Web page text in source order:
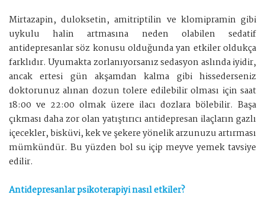
Mirtazapin, duloksetin, amitriptilin ve klomipramin gibi
uykulu halin artmasına neden olabilen sedatif
antidepresanlar söz konusu olduğunda yan etkiler oldukça
farklıdır. Uyumakta zorlanıyorsanız sedasyon aslında iyidir,
ancak ertesi gün akşamdan kalma gibi hissederseniz
doktorunuz alınan dozun tolere edilebilir olması için saat
18:00 ve 22:00 olmak üzere ilacı dozlara bölebilir. Başa
çıkması daha zor olan yatıştırıcı antidepresan ilaçların gazlı
içecekler, bisküvi, kek ve şekere yönelik arzunuzu artırması
mümkündür. Bu yüzden bol su içip meyve yemek tavsiye
edilir.
Antidepresanlar psikoterapiyi nasıl etkiler?